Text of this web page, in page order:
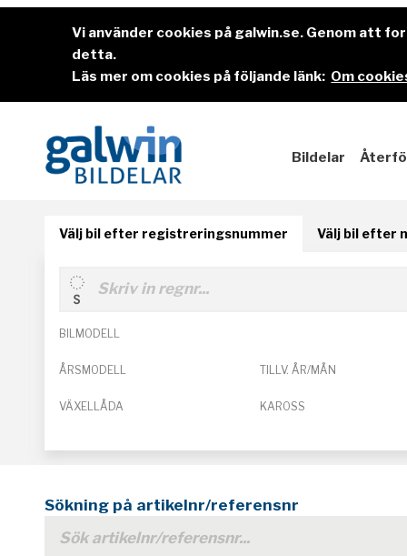
Vi använder cookies på galwin.se. Genom att
detta.
Läs mer om cookies på följande länk: Om
Bildelar
Välj bil efter registreringsnummer Välj bil efter
BILMODELL
ÅRSMODELL TILLV. ÅR/MÅN
VÄXELLÅDA KAROSS
Sökning på artikelnr/referensnr